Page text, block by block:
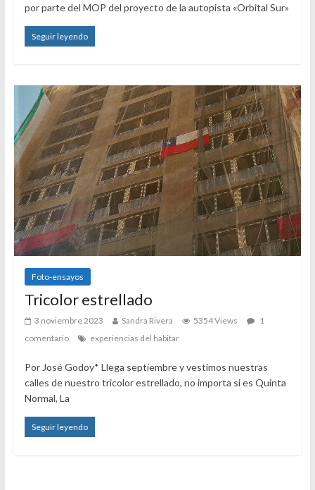
por parte del MOP del proyecto de la autopista «Orbital Sur»
Seguir leyendo
Foto-ensayos
Tricolor estrellado
3 noviembre 2023 Sandra Rivera 5354 Views
1
comentario
experiencias del habitar
Por José Godoy* Llega septiembre y vestimos nuestras
calles de nuestro tricolor estrellado, no importa si es Quinta
Normal, La
Seguir leyendo